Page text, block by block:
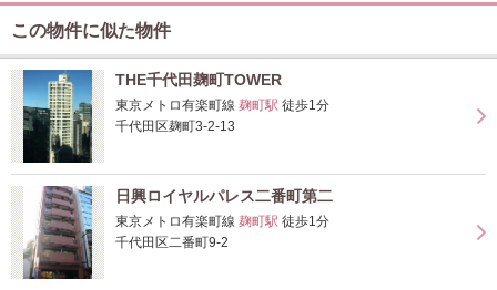
この物件に似た物件
THE千代田麹町TOWER
東京メトロ有楽町線 麹町駅 徒歩1分
千代田区麹町3-2-13
日興ロイヤルパレス二番町第二
東京メトロ有楽町線 麹町駅 徒歩1分
千代田区二番町9-2